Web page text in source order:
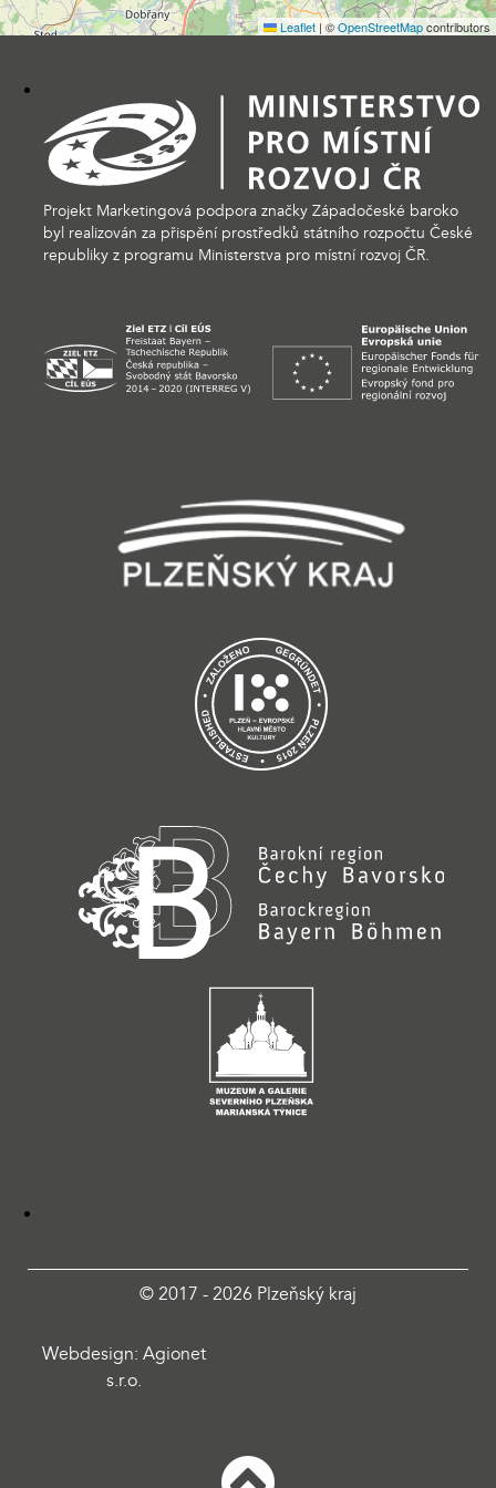
Leaflet |©OpenStreetMapcontributors
Projekt Marketingová podpora značky Západočeské baroko
byl realizován za přispění prostředků státního rozpočtu České
republiky z programu Ministerstva pro místní rozvoj ČR.
© 2017 - 2026 Plzeňský kraj
Webdesign: Agionet
s.r.o.